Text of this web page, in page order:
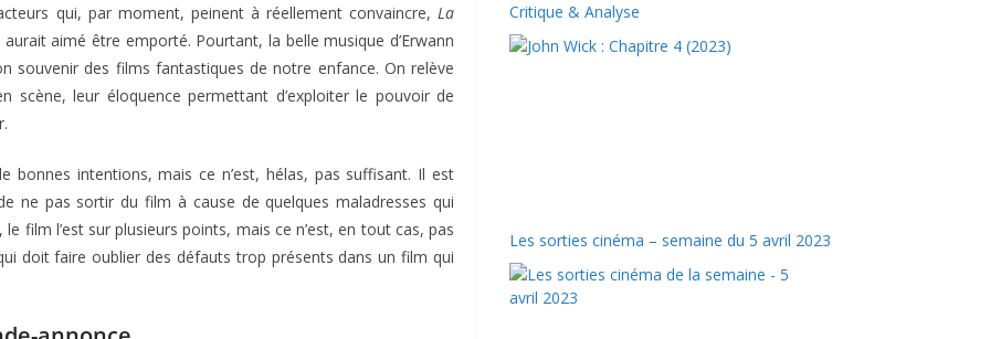
qui, par moment, peinent à réellement convaincre, La
aimé être emporté. Pourtant, la belle musique d’Erwann
souvenir des films fantastiques de notre enfance. On relève
scène, leur éloquence permettant d’exploiter le pouvoir de
bonnes intentions, mais ce n’est, hélas, pas suffisant. Il est
ne pas sortir du film à cause de quelques maladresses qui
film l’est sur plusieurs points, mais ce n’est, en tout cas, pas
doit faire oublier des défauts trop présents dans un film qui
Critique & Analyse
Les sorties cinéma – semaine du 5 avril 2023